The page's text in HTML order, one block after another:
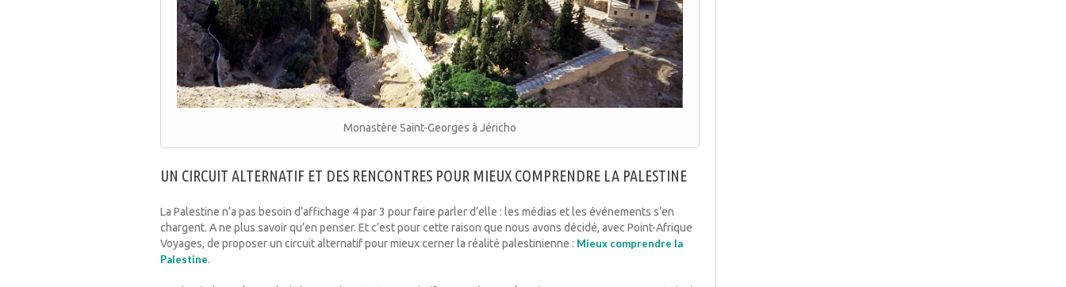
Monastère Saint-Georges à Jéricho
UN CIRCUIT ALTERNATIF ET DES RENCONTRES POUR MIEUX COMPRENDRE LA PALESTINE
La Palestine n’a pas besoin d’affichage 4 par 3 pour faire parler d’elle : les médias et les événements s’en
chargent. A ne plus savoir qu’en penser. Et c’est pour cette raison que nous avons décidé, avec Point-Afrique
Voyages, de proposer un circuit alternatif pour mieux cerner la réalité palestinienne : Mieux comprendre la
Palestine.